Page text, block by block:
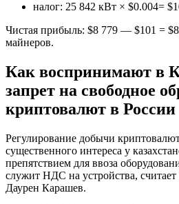
налог: 25 842 кВт × $0.004=
Чистая прибыль: $8 779 — $101 =
майнеров.
Как воспринимают в
запрет на свободное
криптовалют в России
Регулирование добычи
существенного интереса у
препятствием для ввоза
служит НДС на устройства,
Даурен Карашев.